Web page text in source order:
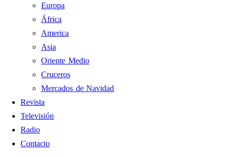
Europa
África
America
Asia
Oriente Medio
Cruceros
Mercados de Navidad
Revista
Televisión
Radio
Contacto